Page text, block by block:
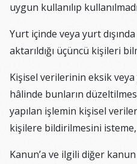
uygun kullanılıp
Yurt içinde veya yurt
aktarıldığı üçüncü kişileri
Kişisel verilerinin eksik veya
hâlinde bunların
yapılan işlemin kişisel
kişilere bildirilmesini isteme,
Kanun’a ve ilgili diğer